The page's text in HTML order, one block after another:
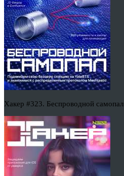
Хакер #323. Беспроводной самопал